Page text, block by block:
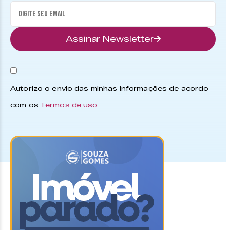
Assinar Newsletter
Autorizo o envio das minhas informações de acordo
com os Termos de uso